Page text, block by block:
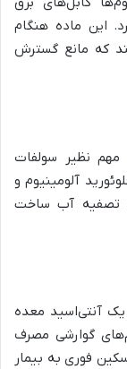
این ماده هنگام
که مانع گسترش
مهم نظیر سولفات
آلومینیوم و
تصفیه آب ساخت
یک آنتی‌اسید معده
گوارشی مصرف
فوری به بیمار